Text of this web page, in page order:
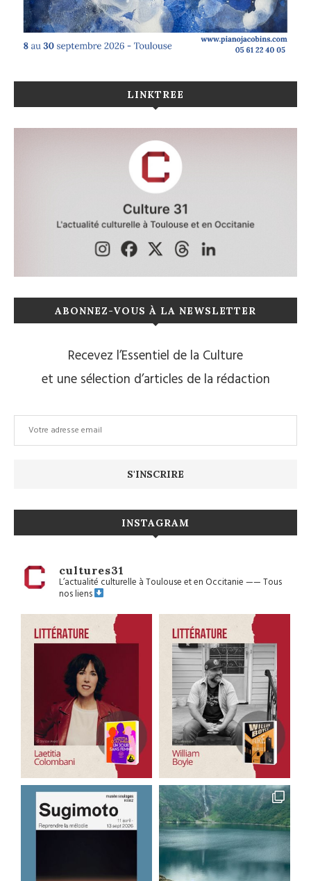
LINKTREE
ABONNEZ-VOUS À LA NEWSLETTER
Recevez l’Essentiel de la Culture
et une sélection d’articles de la rédaction
INSTAGRAM
cultures31
L’actualité culturelle à Toulouse et en Occitanie——Tous
nos liens